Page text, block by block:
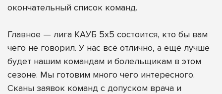
окончательный список команд.
Главное — лига КАУБ 5х5 состоится, кто бы вам
чего не говорил. У нас всё отлично, а ещё лучше
будет нашим командам и болельщикам в этом
сезоне. Мы готовим много чего интересного.
Сканы заявок команд с допуском врача и